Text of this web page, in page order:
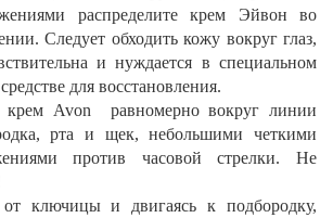
распределите крем Эйвон во
Следует обходить кожу вокруг глаз,
и нуждается в специальном
для восстановления.
крем Avon
равномерно вокруг линии
рта и щек, небольшими четкими
против часовой стрелки. Не
ключицы и двигаясь к подбородку,